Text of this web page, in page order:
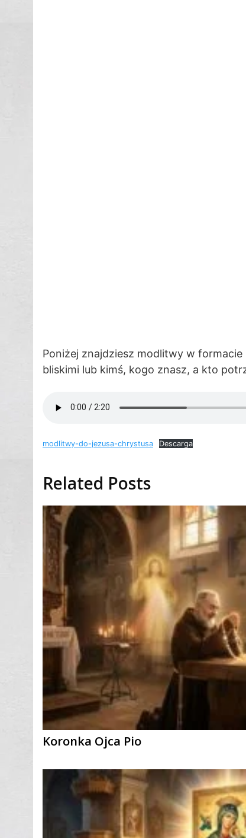
Poniżej znajdziesz modlitwy w
bliskimi lub kimś, kogo znasz, a kto
modlitwy-do-jezusa-chrystusa Descarga
Related Posts
Koronka Ojca Pio